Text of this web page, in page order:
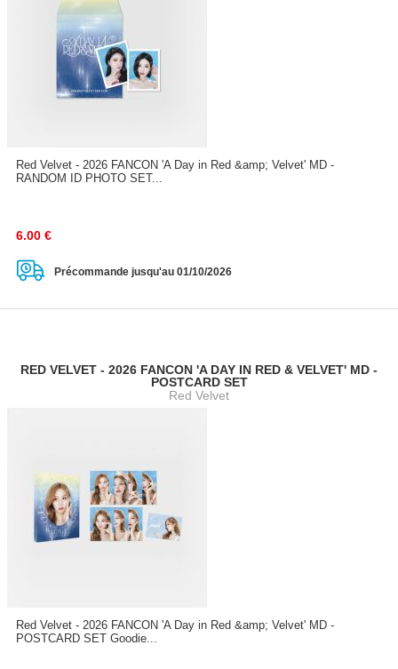
Red Velvet - 2026 FANCON 'A Day in Red &amp; Velvet' MD -
RANDOM ID PHOTO SET...
6.00 €
Précommande jusqu'au 01/10/2026
RED VELVET - 2026 FANCON 'A DAY IN RED & VELVET' MD -
POSTCARD SET
Red Velvet
Red Velvet - 2026 FANCON 'A Day in Red &amp; Velvet' MD -
POSTCARD SET Goodie...